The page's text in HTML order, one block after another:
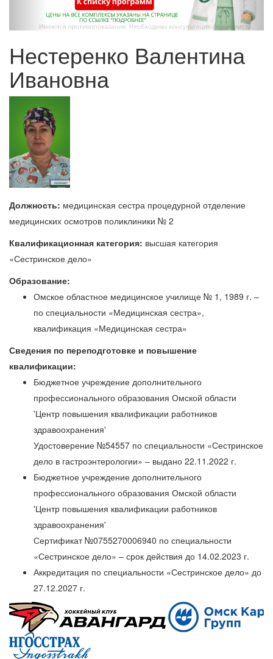
Нестеренко Валентина
Ивановна
Должность: медицинская сестра процедурной отделение
медицинских осмотров поликлиники № 2
Квалификационная категория: высшая категория
«Сестринское дело»
Образование:
Омское областное медицинское училище № 1, 1989 г. –
по специальности «Медицинская сестра»,
квалификация «Медицинская сестра»
Сведения по переподготовке и повышение
квалификации:
Бюджетное учреждение дополнительного
профессионального образования Омской области
'Центр повышения квалификации работников
здравоохранения'
Удостоверение №54557 по специальности «Сестринское
дело в гастроэнтерологии» – выдано 22.11.2022 г.
Бюджетное учреждение дополнительного
профессионального образования Омской области
'Центр повышения квалификации работников
здравоохранения'
Сертификат №0755270006940 по специальности
«Сестринское дело» – срок действия до 14.02.2023 г.
Аккредитация по специальности «Сестринское дело» до
27.12.2027 г.